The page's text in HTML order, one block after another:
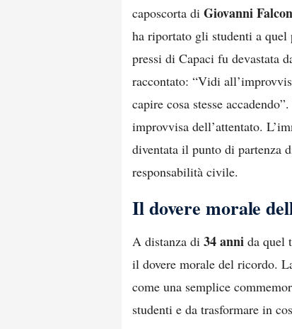
caposcorta di Giovanni
ha riportato gli studenti a quel
pressi di Capaci fu devastata
raccontato: “Vidi
capire cosa stesse
improvvisa dell’attentato.
diventata il punto di partenza
responsabilità civile.
Il dovere morale
A distanza di 34 anni da quel
il dovere morale del ricordo.
come una semplice
studenti e da trasformare in